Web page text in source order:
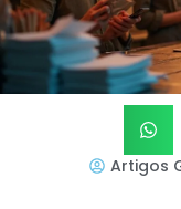
Artigos